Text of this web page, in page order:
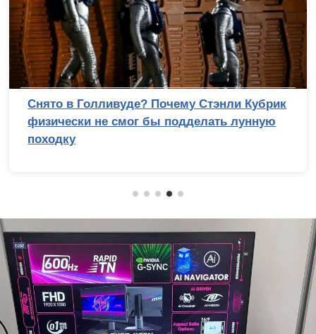
Обзор беззеркальной камеры Sony Alpha 7
V: эволюция с человеческим лицом